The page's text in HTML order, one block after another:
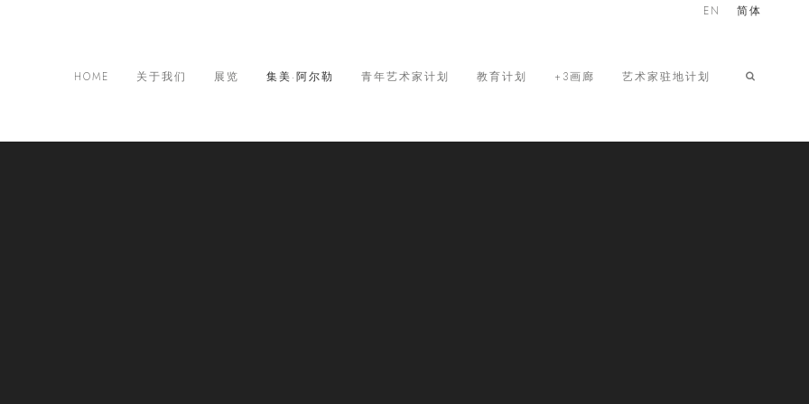
HOME 关于我们 展览 集美·阿尔勒 青年艺术家计划 教育计划 +3画廊 艺术家驻地计划
EN 简体